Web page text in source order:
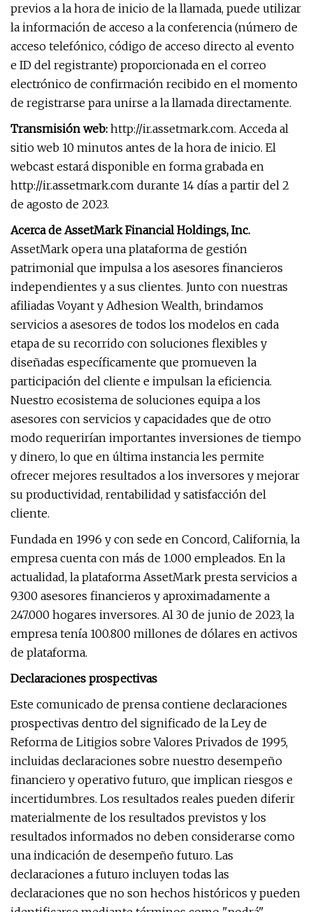
previos a la hora de inicio de la llamada, puede utilizar
la información de acceso a la conferencia (número de
acceso telefónico, código de acceso directo al evento
e ID del registrante) proporcionada en el correo
electrónico de confirmación recibido en el momento
de registrarse para unirse a la llamada directamente.
Transmisión web: http://ir.assetmark.com. Acceda al
sitio web 10 minutos antes de la hora de inicio. El
webcast estará disponible en forma grabada en
http://ir.assetmark.com durante 14 días a partir del 2
de agosto de 2023.
Acerca de AssetMark Financial Holdings, Inc.
AssetMark opera una plataforma de gestión
patrimonial que impulsa a los asesores financieros
independientes y a sus clientes. Junto con nuestras
afiliadas Voyant y Adhesion Wealth, brindamos
servicios a asesores de todos los modelos en cada
etapa de su recorrido con soluciones flexibles y
diseñadas específicamente que promueven la
participación del cliente e impulsan la eficiencia.
Nuestro ecosistema de soluciones equipa a los
asesores con servicios y capacidades que de otro
modo requerirían importantes inversiones de tiempo
y dinero, lo que en última instancia les permite
ofrecer mejores resultados a los inversores y mejorar
su productividad, rentabilidad y satisfacción del
cliente.
Fundada en 1996 y con sede en Concord, California, la
empresa cuenta con más de 1.000 empleados. En la
actualidad, la plataforma AssetMark presta servicios a
9.300 asesores financieros y aproximadamente a
247.000 hogares inversores. Al 30 de junio de 2023, la
empresa tenía 100.800 millones de dólares en activos
de plataforma.
Declaraciones prospectivas
Este comunicado de prensa contiene declaraciones
prospectivas dentro del significado de la Ley de
Reforma de Litigios sobre Valores Privados de 1995,
incluidas declaraciones sobre nuestro desempeño
financiero y operativo futuro, que implican riesgos e
incertidumbres. Los resultados reales pueden diferir
materialmente de los resultados previstos y los
resultados informados no deben considerarse como
una indicación de desempeño futuro. Las
declaraciones a futuro incluyen todas las
declaraciones que no son hechos históricos y pueden